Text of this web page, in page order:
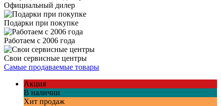
Официальный дилер
Подарки при покупке
Работаем с 2006 года
Свои сервисные центры
Самые продаваемые товары
Акция
В наличии
Хит продаж